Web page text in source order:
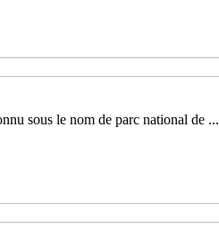
sous le nom de parc national de ...